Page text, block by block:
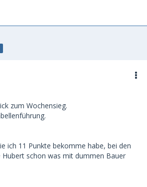
zum Wochensieg.
ich 11 Punkte bekomme habe, bei den
Hubert schon was mit dummen Bauer